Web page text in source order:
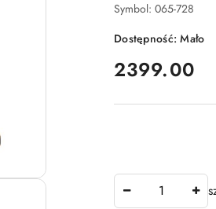
Symbol: 065-728
Dostępność:Mało
cena:
2399.00